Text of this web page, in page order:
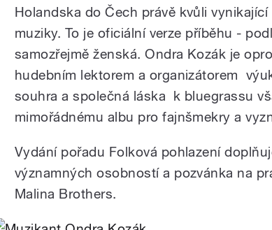
Holandska do Čech právě kvůli
muziky. To je oficiální verze příběhu -
samozřejmě ženská. Ondra Kozák je
hudebním lektorem a organizátorem
souhra a společná láska k bluegrassu
mimořádnému albu pro fajnšmekry a
Vydání pořadu Folková pohlazení
významných osobností a pozvánka na
Malina Brothers.